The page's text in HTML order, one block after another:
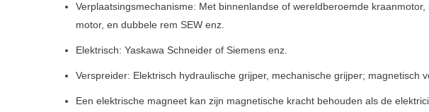
Verplaatsingsmechanisme: Met binnenlandse of wereldberoemde
motor, en dubbele rem SEW enz.
Elektrisch: Yaskawa Schneider of Siemens enz.
Verspreider: Elektrisch hydraulische grijper, mechanische grijper; magnetisch
Een elektrische magneet kan zijn magnetische kracht behouden als de